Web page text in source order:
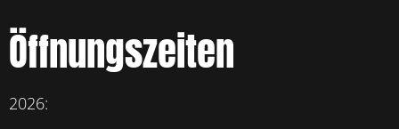
Öffnungszeiten
2026: